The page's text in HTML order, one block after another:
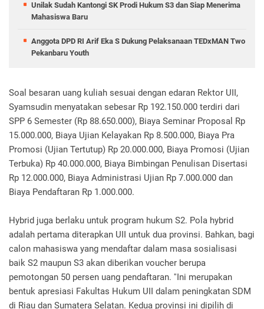
Unilak Sudah Kantongi SK Prodi Hukum S3 dan Siap Menerima
Mahasiswa Baru
Anggota DPD RI Arif Eka S Dukung Pelaksanaan TEDxMAN Two
Pekanbaru Youth
Soal besaran uang kuliah sesuai dengan edaran Rektor UII,
Syamsudin menyatakan sebesar Rp 192.150.000 terdiri dari
SPP 6 Semester (Rp 88.650.000), Biaya Seminar Proposal Rp
15.000.000, Biaya Ujian Kelayakan Rp 8.500.000, Biaya Pra
Promosi (Ujian Tertutup) Rp 20.000.000, Biaya Promosi (Ujian
Terbuka) Rp 40.000.000, Biaya Bimbingan Penulisan Disertasi
Rp 12.000.000, Biaya Administrasi Ujian Rp 7.000.000 dan
Biaya Pendaftaran Rp 1.000.000.
Hybrid juga berlaku untuk program hukum S2. Pola hybrid
adalah pertama diterapkan UII untuk dua provinsi. Bahkan, bagi
calon mahasiswa yang mendaftar dalam masa sosialisasi
baik S2 maupun S3 akan diberikan voucher berupa
pemotongan 50 persen uang pendaftaran. ''Ini merupakan
bentuk apresiasi Fakultas Hukum UII dalam peningkatan SDM
di Riau dan Sumatera Selatan. Kedua provinsi ini dipilih di